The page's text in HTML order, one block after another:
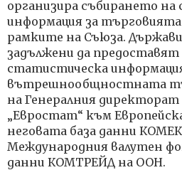
организира събирането
информация за
рамките на Съюза.
задължени да предоставят
статистическа
вътрешнообщностната
на Генералния
„Евростат“ към
неговата база данни
Международния валутен
данни КОМТРЕЙД на ООН.